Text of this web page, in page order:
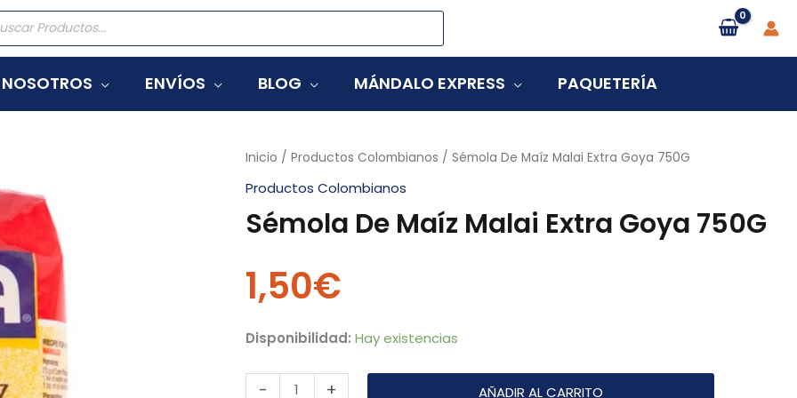
NOSOTROS ENVÍOS BLOG MÁNDALO EXPRESS PAQUETERÍA
Inicio /Productos Colombianos / Sémola De Maíz Malai Extra Goya 750G
Productos Colombianos
Sémola De Maíz Malai Extra Goya 750G
1,50€
Disponibilidad: Hay existencias
-
Sémola
De
Malai
Goya
750G
+ AÑADIR AL CARRITO